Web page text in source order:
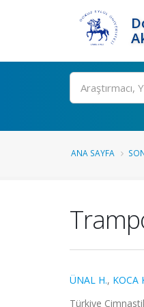
Ara
ANA SAYFA
ÜNAL H., KOCA
Türkiye